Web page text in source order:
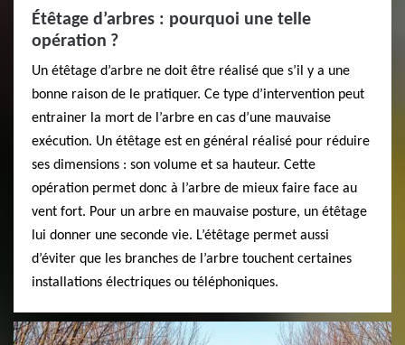
Étêtage d’arbres : pourquoi une telle
opération ?
Un étêtage d’arbre ne doit être réalisé que s’il y a une
bonne raison de le pratiquer. Ce type d’intervention peut
entrainer la mort de l’arbre en cas d’une mauvaise
exécution. Un étêtage est en général réalisé pour réduire
ses dimensions : son volume et sa hauteur. Cette
opération permet donc à l’arbre de mieux faire face au
vent fort. Pour un arbre en mauvaise posture, un étêtage
lui donner une seconde vie. L’étêtage permet aussi
d’éviter que les branches de l’arbre touchent certaines
installations électriques ou téléphoniques.